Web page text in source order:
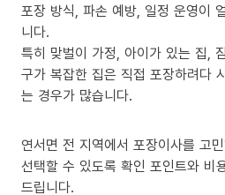
포장 방식, 파손 예방, 일정 운영이
니다.
특히 맞벌이 가정, 아이가 있는 집,
구가 복잡한 집은 직접 포장하려다
는 경우가 많습니다.
연서면 전 지역에서 포장이사를 고
선택할 수 있도록 확인 포인트와 비
드립니다.